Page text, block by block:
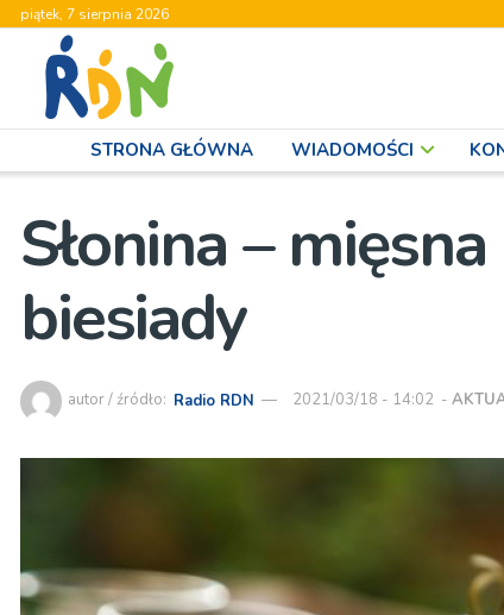
piątek, 7 sierpnia 2026
STRONA GŁÓWNA WIADOMOŚCI
Słonina –
biesiady
autor / źródło: Radio RDN 2021/03/18 - 14:02 -